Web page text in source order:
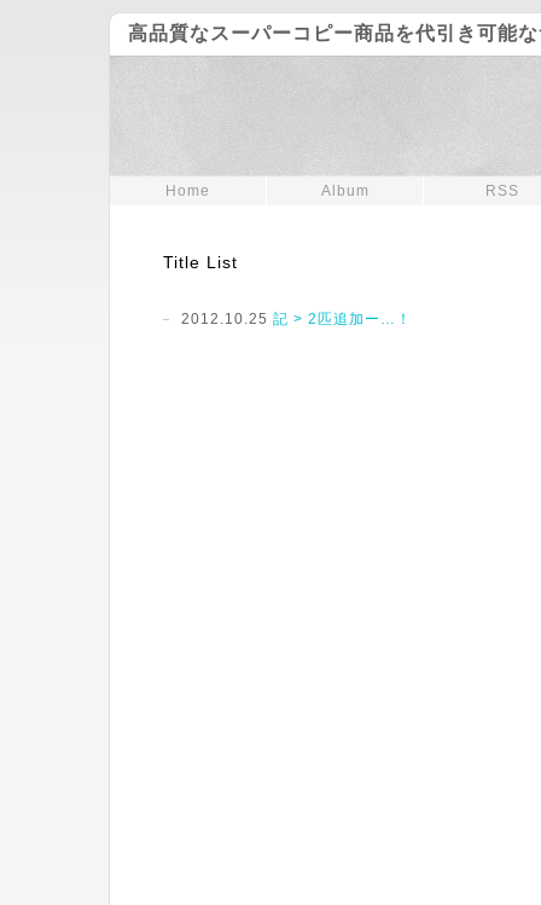
高品質なスーパーコピー商品を代引き可能
Home Album RSS
Title List
2012.10.25 記 > 2匹追加ー…！